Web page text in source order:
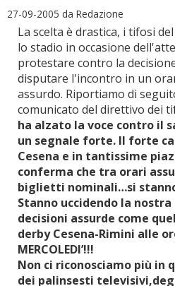
27-09-2005 da Redazione
La scelta è drastica, i tifosi
lo stadio in occasione
protestare contro la
disputare l'incontro in un
assurdo. Riportiamo di
comunicato del direttivo dei
ha alzato la voce contro il
un segnale forte. Il forte
Cesena e in tantissime
conferma che tra orari
biglietti nominali…si
Stanno uccidendo la nostra
decisioni assurde come
derby Cesena-Rimini alle
MERCOLEDI’!!!
Non ci riconosciamo più in
dei palinsesti